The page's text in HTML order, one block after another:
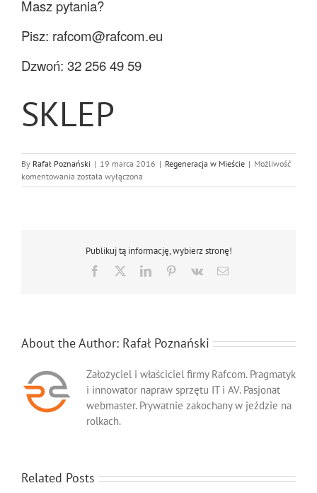
Masz pytania?
Pisz: rafcom@rafcom.eu
Dzwoń: 32 256 49 59
SKLEP
By Rafał Poznański | 19 marca 2016 | Regeneracja w Mieście | Możliwość
komentowania Tusze
Tonery
została wyłączona
Publikuj tą informację, wybierz stronę!
Facebook LinkedInPinterest
Vk Email
About the Author: Rafał Poznański
Założyciel i właściciel firmy Rafcom. Pragmatyk
i innowator napraw sprzętu IT i AV. Pasjonat
webmaster. Prywatnie zakochany w jeździe na
rolkach.
Related Posts